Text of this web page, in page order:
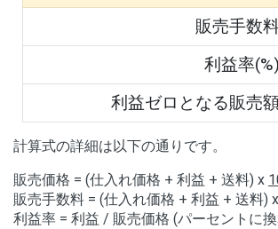
販売手数
利益率(%)
利益ゼロとなる販売
計算式の詳細は以下の通りです。
販売価格 = (仕入れ価格 + 利益 + 送料) x
販売手数料 = (仕入れ価格 + 利益 + 送料) x
利益率 = 利益 / 販売価格 (パーセントに